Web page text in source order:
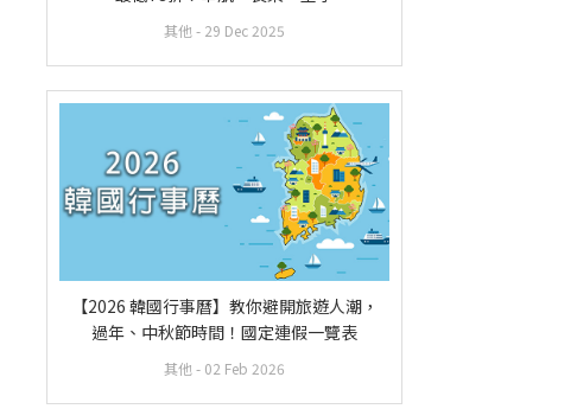
其他 - 29 Dec 2025
【2026 韓國行事曆】教你避開旅遊人潮，
過年、中秋節時間！國定連假一覽表
其他 - 02 Feb 2026